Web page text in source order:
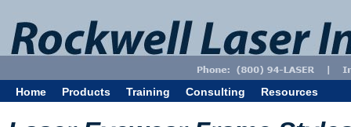
Home Products Training Consulting Resources